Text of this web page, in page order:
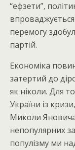
“ефзети”,
перемогу
партій.
Економіка
затертий до
як ніколи. Для
України із
Миколи
непопулярних
популізму ми